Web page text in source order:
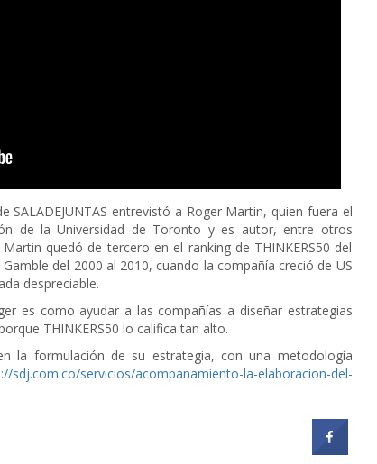
SALADEJUNTAS entrevistó a Roger Martin, quien fuera el
de la Universidad de Toronto y es autor, entre otros
quedó de tercero en el ranking de THINKERS50 del
del 2000 al 2010, cuando la compañía creció de US
despreciable.
es como ayudar a las compañías a diseñar estrategias
THINKERS50 lo califica tan alto.
la formulación de su estrategia, con una metodología
sdj.com.co/servicios/acompanamiento-la-elaboracion-del-